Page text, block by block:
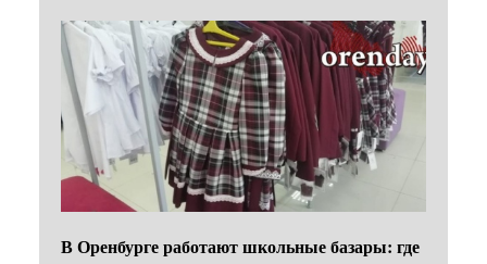
В Оренбурге работают школьные базары: где